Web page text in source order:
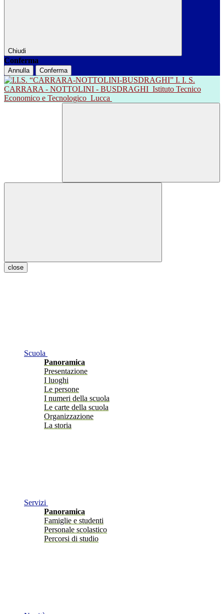
Chiudi
Conferma
Annulla Conferma
I. I. S.
CARRARA - NOTTOLINI - BUSDRAGHI Istituto Tecnico
Economico e Tecnologico Lucca
close
Scuola
Panoramica
Presentazione
I luoghi
Le persone
I numeri della scuola
Le carte della scuola
Organizzazione
La storia
Servizi
Panoramica
Famiglie e studenti
Personale scolastico
Percorsi di studio